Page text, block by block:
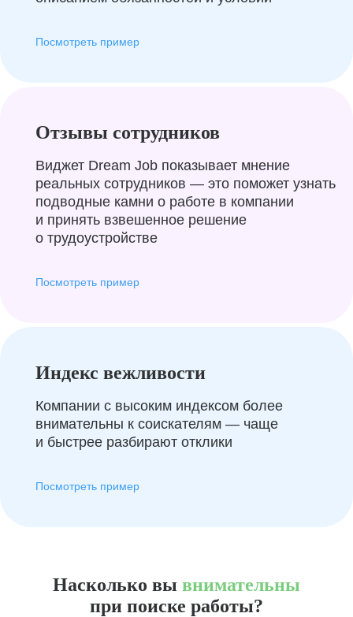
Посмотреть пример
Отзывы сотрудников
Виджет Dream Job показывает мнение
реальных сотрудников — это поможет узнать
подводные камни о работе в компании
и принять взвешенное решение
о трудоустройстве
Посмотреть пример
Индекс вежливости
Компании с высоким индексом более
внимательны к соискателям — чаще
и быстрее разбирают отклики
Посмотреть пример
Насколько вы внимательны
при поиске работы?